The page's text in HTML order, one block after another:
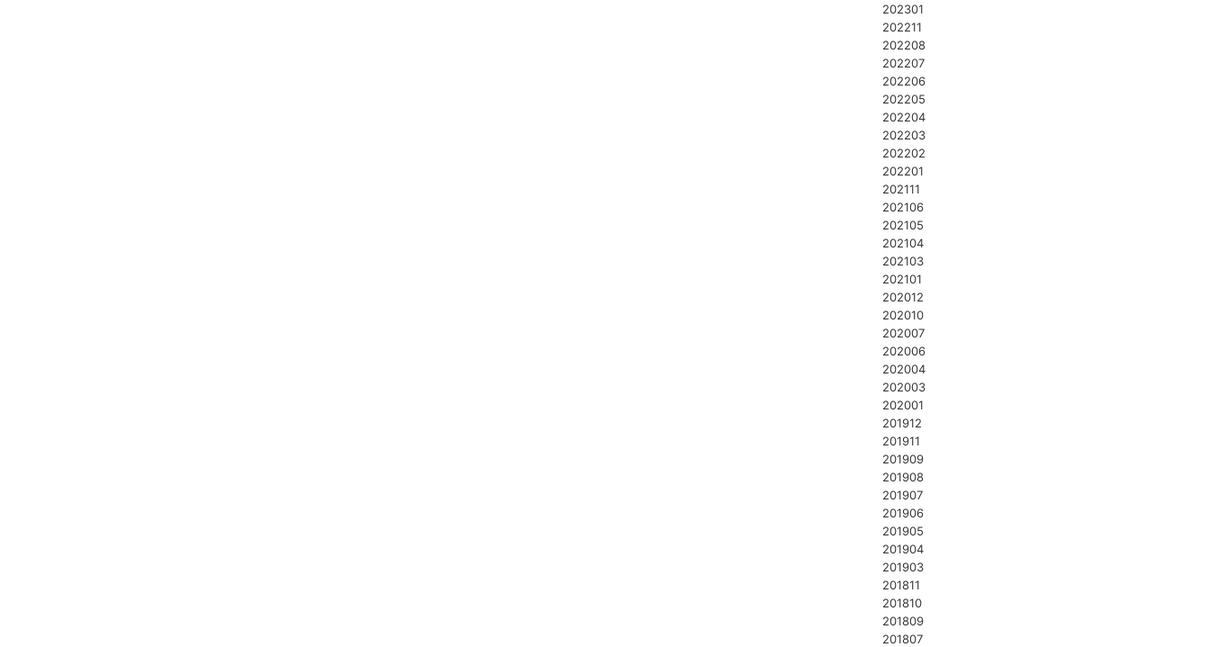
202301
202211
202208
202207
202206
202205
202204
202203
202202
202201
202111
202106
202105
202104
202103
202101
202012
202010
202007
202006
202004
202003
202001
201912
201911
201909
201908
201907
201906
201905
201904
201903
201811
201810
201809
201807